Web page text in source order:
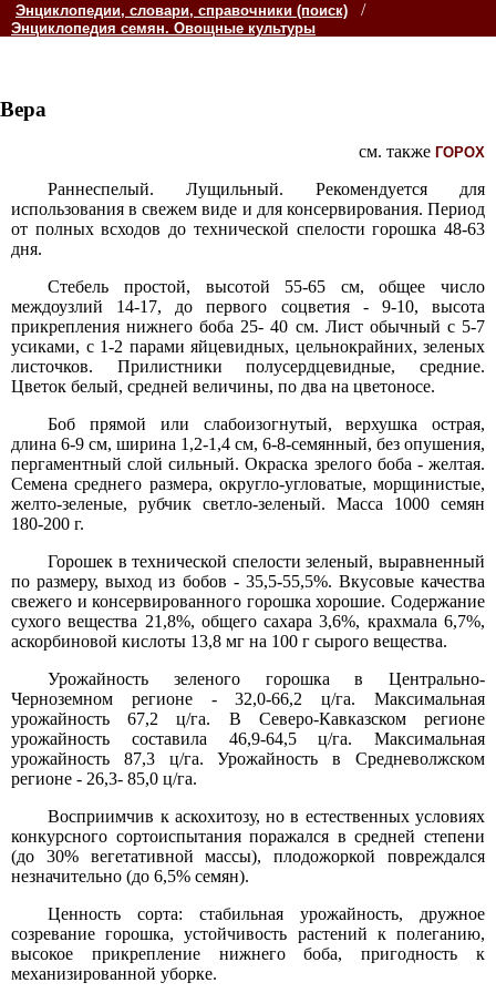
Энциклопедии, словари, справочники (поиск) /
Энциклопедия семян. Овощные культуры
Вера
см. также ГОРОХ
Раннеспелый. Лущильный. Рекомендуется для
использования в свежем виде и для консервирования. Период
от полных всходов до технической спелости горошка 48-63
дня.
Стебель простой, высотой 55-65 см, общее число
междоузлий 14-17, до первого соцветия - 9-10, высота
прикрепления нижнего боба 25- 40 см. Лист обычный с 5-7
усиками, с 1-2 парами яйцевидных, цельнокрайних, зеленых
листочков. Прилистники полусердцевидные, средние.
Цветок белый, средней величины, по два на цветоносе.
Боб прямой или слабоизогнутый, верхушка острая,
длина 6-9 см, ширина 1,2-1,4 см, 6-8-семянный, без опушения,
пергаментный слой сильный. Окраска зрелого боба - желтая.
Семена среднего размера, округло-угловатые, морщинистые,
желто-зеленые, рубчик светло-зеленый. Масса 1000 семян
180-200 г.
Горошек в технической спелости зеленый, выравненный
по размеру, выход из бобов - 35,5-55,5%. Вкусовые качества
свежего и консервированного горошка хорошие. Содержание
сухого вещества 21,8%, общего сахара 3,6%, крахмала 6,7%,
аскорбиновой кислоты 13,8 мг на 100 г сырого вещества.
Урожайность зеленого горошка в Центрально-
Черноземном регионе - 32,0-66,2 ц/га. Максимальная
урожайность 67,2 ц/га. В Северо-Кавказском регионе
урожайность составила 46,9-64,5 ц/га. Максимальная
урожайность 87,3 ц/га. Урожайность в Средневолжском
регионе - 26,3- 85,0 ц/га.
Восприимчив к аскохитозу, но в естественных условиях
конкурсного сортоиспытания поражался в средней степени
(до 30% вегетативной массы), плодожоркой повреждался
незначительно (до 6,5% семян).
Ценность сорта: стабильная урожайность, дружное
созревание горошка, устойчивость растений к полеганию,
высокое прикрепление нижнего боба, пригодность к
механизированной уборке.